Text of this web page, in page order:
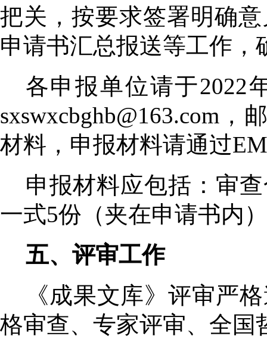
把关，按要求签署明确
申请书汇总报送等工作
各申报单位请于2022
sxswxcbghb@163.com ，
材料，申报材料请通过
申报材料应包括：审
一式5份（夹在申请书内
五、评审工作
《成果文库》评审严
格审查、专家评审、全国